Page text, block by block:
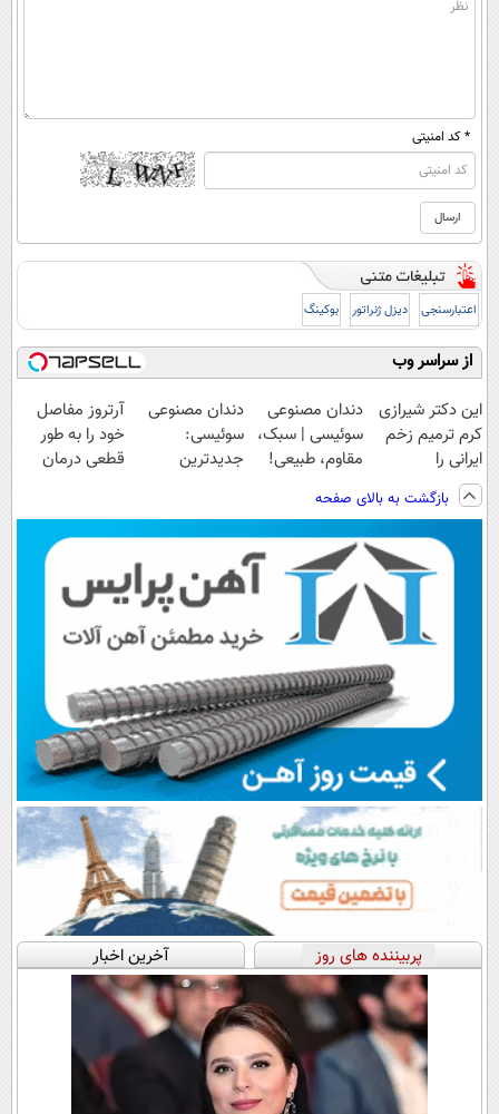
* کد امنیتی
اعتبارسنجی دیزل ژنراتور بوکینگ
از سراسر وب
این دکتر شیرازی
کرم ترمیم زخم
ایرانی را
ساخت!!!
دندان مصنوعی
سوئیسی | سبک،
مقاوم، طبیعی!
رایگان+پرداخت
اقساطی😍
دندان مصنوعی
سوئیسی:
جدیدترین
پرداخت قسطی
آرتروز مفاصل
خود را به طور
قطعی درمان
بازگشت به بالای صفحه
پربیننده های روز آخرین اخبار